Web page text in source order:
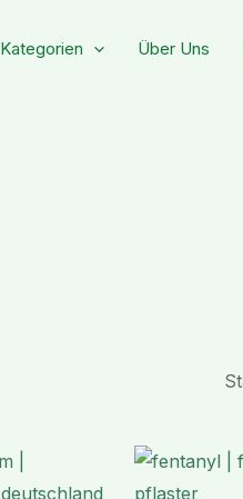
Kategorien Über Uns
Preisspanne:
bis